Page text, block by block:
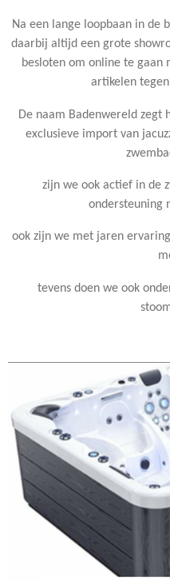
Na een lange loopbaan in de
daarbij altijd een grote
besloten om online te gaan
artikelen
De naam Badenwereld zegt
exclusieve import van
zijn we ook actief in de
ondersteuning
ook zijn we met jaren
tevens doen we ook